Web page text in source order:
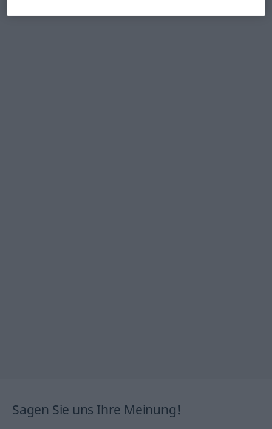
Sagen Sie uns Ihre Meinung!